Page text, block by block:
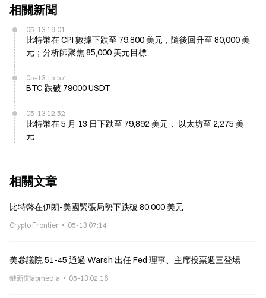
相關新聞
05-13 19:01
比特幣在 CPI 數據下跌至 79,800 美元，隨後回升至 80,000 美
元；分析師聚焦 85,000 美元目標
05-13 15:57
BTC 跌破 79000 USDT
05-13 12:52
比特幣在 5 月 13 日下跌至 79,892 美元， 以太坊至 2,275 美
元
相關文章
比特幣在伊朗-美國緊張局勢下跌破 80,000 美元
Crypto Frontier 05-13 07:14
美參議院 51-45 通過 Warsh 出任 Fed 理事、主席投票週三登場
鏈新聞abmedia 05-13 02:16